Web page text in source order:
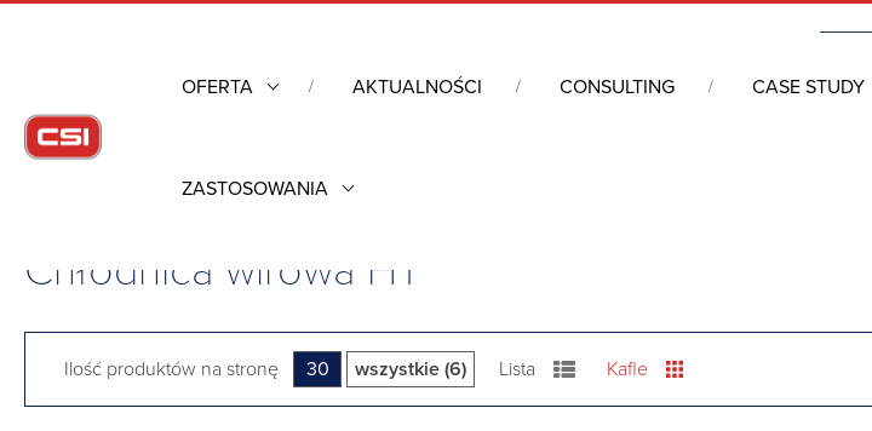
OFERTA AKTUALNOŚCI CONSULTING CASE STUDY
ZASTOSOWANIA
Obudowy przemysłowe
Chłodnica wirowa HT
Ilość produktów na stronę 30 wszystkie (6) Lista Kafle